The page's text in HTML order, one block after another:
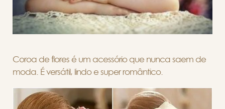
Coroa de flores é um acessório que nunca saem de
moda. É versátil, lindo e super romântico.